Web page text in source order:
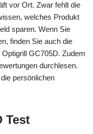
vor Ort. Zwar fehlt die
welches Produkt
sparen. Wenn Sie
finden Sie auch die
GC705D. Zudem
durchlesen.
persönlichen
Test